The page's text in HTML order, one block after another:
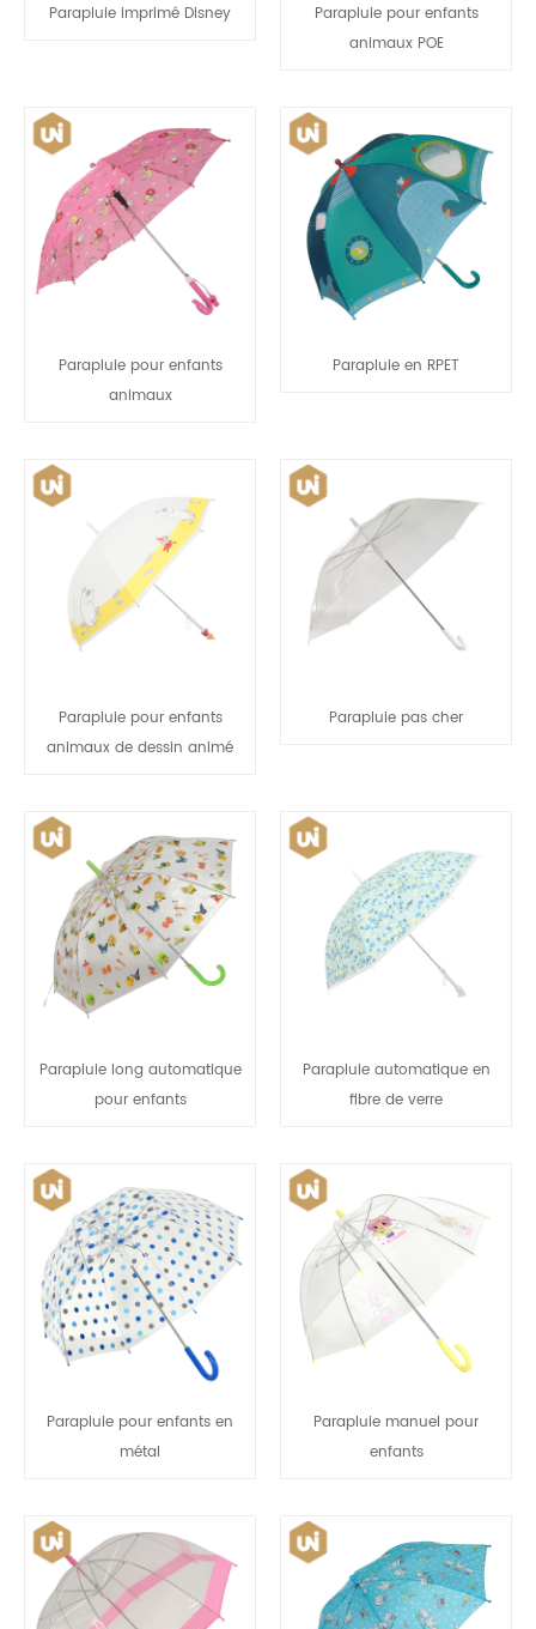
Parapluie imprimé Disney
Parapluie pour enfants
animaux POE
Parapluie pour enfants
animaux
Parapluie en RPET
Parapluie pour enfants
animaux de dessin animé
Parapluie pas cher
Parapluie long automatique
pour enfants
Parapluie automatique en
fibre de verre
Parapluie pour enfants en
métal
Parapluie manuel pour
enfants